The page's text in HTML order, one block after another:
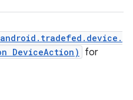
DeviceAction)
for